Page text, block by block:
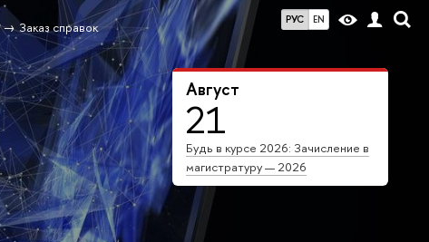
РУС EN
Заказ справок
Август
21
Будь в курсе 2026: Зачисление в
магистратуру — 2026